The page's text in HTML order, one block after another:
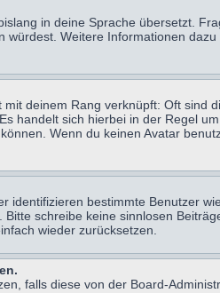
in deine Sprache übersetzt.
Weitere Informationen
deinem Rang verknüpft: Oft sind
handelt sich hierbei in der Regel
Wenn du keinen Avatar
bestimmte Benutzer
schreibe keine sinnlosen
wieder zurücksetzen.
falls diese von der Board-